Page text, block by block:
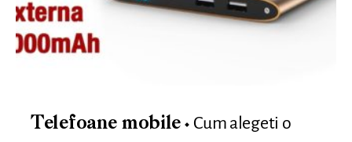
Telefoane mobile
Cum alegeti o